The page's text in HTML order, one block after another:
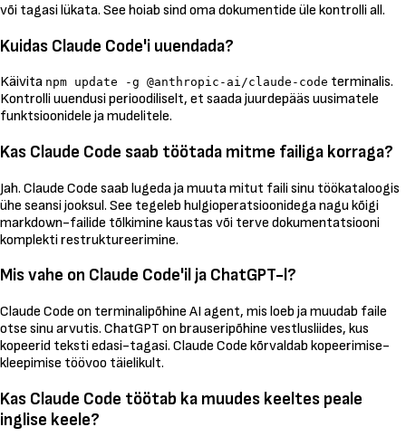
või tagasi lükata. See hoiab sind oma dokumentide üle kontrolli all.
Kuidas Claude Code'i uuendada?
Käivita npm update -g @anthropic-ai/claude-code terminalis.
Kontrolli uuendusi perioodiliselt, et saada juurdepääs uusimatele
funktsioonidele ja mudelitele.
Kas Claude Code saab töötada mitme failiga korraga?
Jah. Claude Code saab lugeda ja muuta mitut faili sinu töökataloogis
ühe seansi jooksul. See tegeleb hulgioperatsioonidega nagu kõigi
markdown-failide tõlkimine kaustas või terve dokumentatsiooni
komplekti restruktureerimine.
Mis vahe on Claude Code'il ja ChatGPT-l?
Claude Code on terminalipõhine AI agent, mis loeb ja muudab faile
otse sinu arvutis. ChatGPT on brauseripõhine vestlusliides, kus
kopeerid teksti edasi-tagasi. Claude Code kõrvaldab kopeerimise-
kleepimise töövoo täielikult.
Kas Claude Code töötab ka muudes keeltes peale
inglise keele?